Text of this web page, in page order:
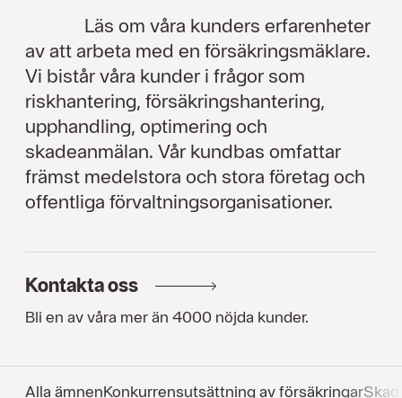
Läs om våra kunders erfarenheter
av att arbeta med en försäkringsmäklare.
Vi bistår våra kunder i frågor som
riskhantering, försäkringshantering,
upphandling, optimering och
skadeanmälan. Vår kundbas omfattar
främst medelstora och stora företag och
offentliga förvaltningsorganisationer.
Kontakta oss
Bli en av våra mer än 4000 nöjda kunder.
Alla ämnenKonkurrens­utsättning av försäkringar